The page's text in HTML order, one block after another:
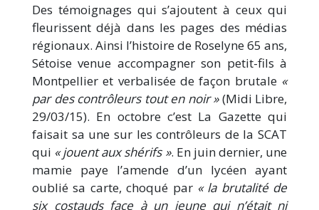
Des témoignages qui s’ajoutent à ceux qui
fleurissent déjà dans les pages des médias
régionaux. Ainsi l’histoire de Roselyne 65 ans,
Sétoise venue accompagner son petit-fils à
Montpellier et verbalisée de façon brutale «
par des contrôleurs tout en noir »(Midi Libre,
29/03/15). En octobre c’est La Gazette qui
faisait sa une sur les contrôleurs de la SCAT
qui « jouent aux shérifs ». En juin dernier, une
mamie paye l’amende d’un lycéen ayant
oublié sa carte, choqué par « la brutalité de
six costauds face à un jeune qui n’était ni